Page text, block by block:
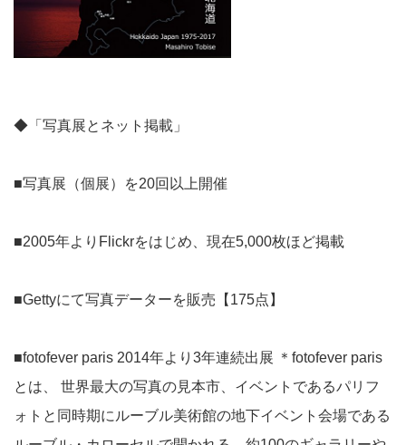
◆「写真展とネット掲載」
■写真展（個展）を20回以上開催
■2005年よりFlickrをはじめ、現在5,000枚ほど掲載
■Gettyにて写真データーを販売【175点】
■fotofever paris 2014年より3年連続出展 ＊fotofever paris
とは、 世界最大の写真の見本市、イベントであるパリフ
ォトと同時期にルーブル美術館の地下イベント会場である